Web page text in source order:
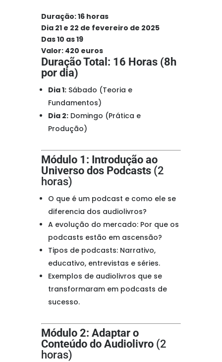
Duração: 16 horas
Dia 21 e 22 de fevereiro de 2025
Das 10 as 19
Valor: 420 euros
Duração Total: 16 Horas (8h
por dia)
Dia 1:Sábado (Teoria e
Fundamentos)
Dia 2:Domingo (Prática e
Produção)
Módulo 1: Introdução ao
Universo dos Podcasts(2
horas)
O que é um podcast e como ele se
diferencia dos audiolivros?
A evolução do mercado: Por que os
podcasts estão em ascensão?
Tipos de podcasts: Narrativo,
educativo, entrevistas e séries.
Exemplos de audiolivros que se
transformaram em podcasts de
sucesso.
Módulo 2: Adaptar o
Conteúdo do Audiolivro(2
horas)